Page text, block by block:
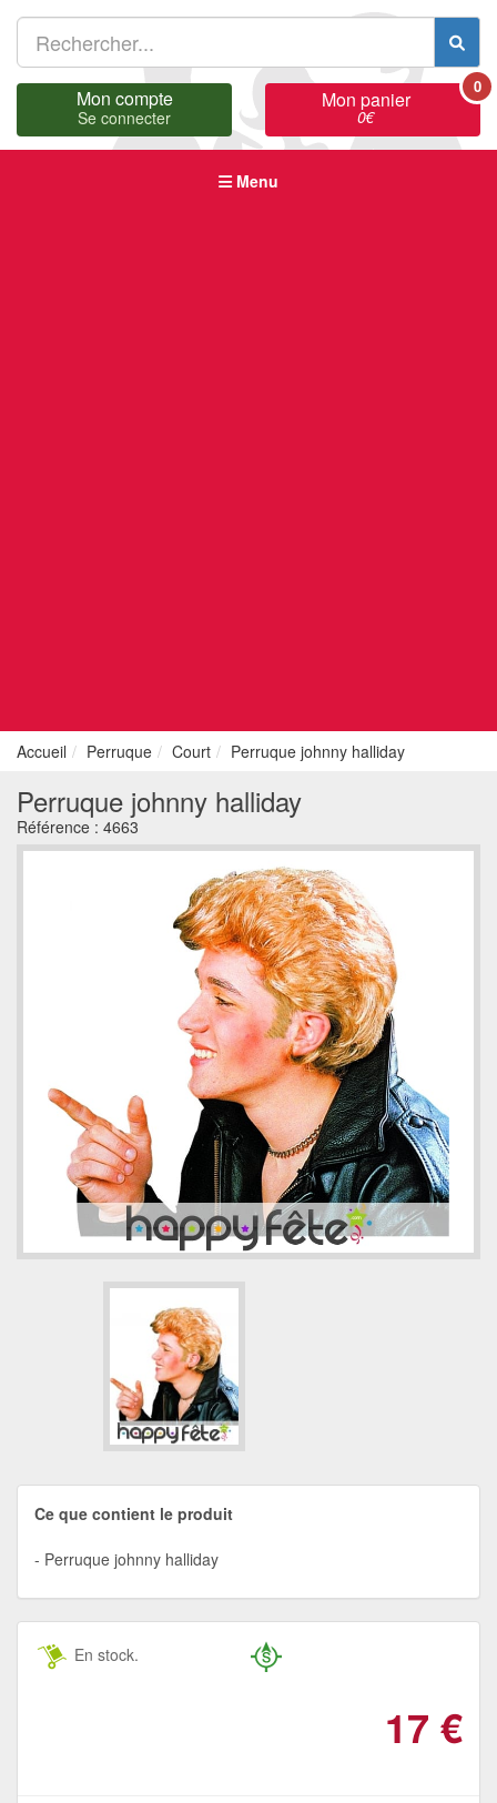
Mon compte
Se connecter
Mon panier
0€
0
Menu
Accueil Perruque Court Perruque johnny halliday
Perruque johnny halliday
Référence : 4663
Ce que contient le produit
Perruque johnny halliday
En stock.
17 €